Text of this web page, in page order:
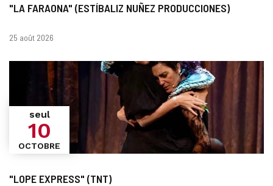
"LA FARAONA" (ESTÍBALIZ NUÑEZ PRODUCCIONES)
Dates
25 août 2026
"LOPE EXPRESS" (TNT)
seul
10
OCTOBRE